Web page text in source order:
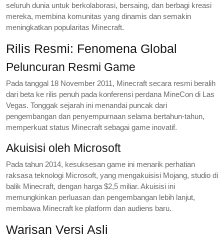
seluruh dunia untuk berkolaborasi, bersaing, dan berbagi kreasi
mereka, membina komunitas yang dinamis dan semakin
meningkatkan popularitas Minecraft.
Rilis Resmi: Fenomena Global
Peluncuran Resmi Game
Pada tanggal 18 November 2011, Minecraft secara resmi beralih
dari beta ke rilis penuh pada konferensi perdana MineCon di Las
Vegas. Tonggak sejarah ini menandai puncak dari
pengembangan dan penyempurnaan selama bertahun-tahun,
memperkuat status Minecraft sebagai game inovatif.
Akuisisi oleh Microsoft
Pada tahun 2014, kesuksesan game ini menarik perhatian
raksasa teknologi Microsoft, yang mengakuisisi Mojang, studio di
balik Minecraft, dengan harga $2,5 miliar. Akuisisi ini
memungkinkan perluasan dan pengembangan lebih lanjut,
membawa Minecraft ke platform dan audiens baru.
Warisan Versi Asli